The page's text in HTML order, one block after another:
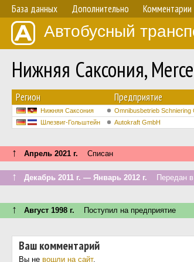
База данных Дополнительно Комментарии
Автобусный
Нижняя Саксония,
Регион Предприятие
Нижняя Саксония Omnibusbetrieb Schniering
Шлезвиг-Гольштейн
Autokraft GmbH
↑ Апрель 2021 г. Списан
↑ Декабрь 2011 г. — Январь 2012 г. Передан в
↑ Август 1998 г. Поступил на предприятие
Ваш комментарий
Вы не вошли на сайт.